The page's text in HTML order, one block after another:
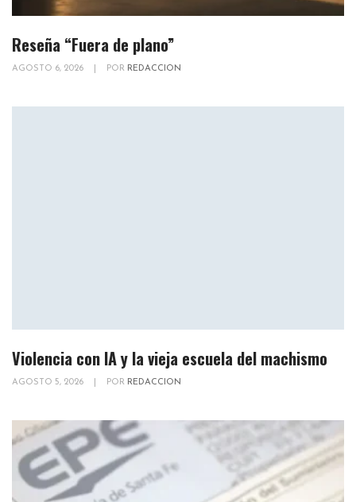
Reseña “Fuera de plano”
AGOSTO 6, 2026 POR REDACCION
Violencia con IA y la vieja escuela del machismo
AGOSTO 5, 2026 POR REDACCION